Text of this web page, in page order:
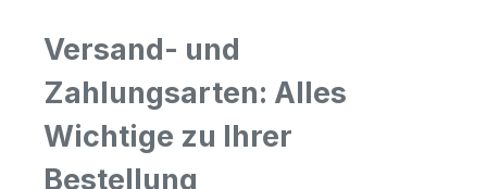
Versand- und
Zahlungsarten: Alles
Wichtige zu Ihrer
Bestellung